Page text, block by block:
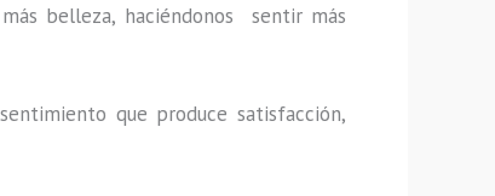
belleza, haciéndonos sentir más
que produce satisfacción,